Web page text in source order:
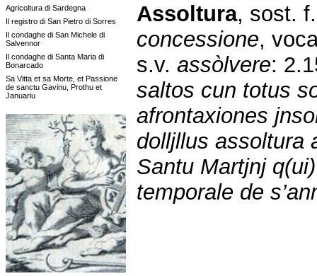
Agricoltura di Sardegna
Il registro di San Pietro di Sorres
Il condaghe di San Michele di
Salvennor
Il condaghe di Santa Maria di
Bonarcado
Sa Vitta et sa Morte, et Passione
de sanctu Gavinu, Prothu et
Januariu
Assoltura, sost.
concessione,
s.v. assòlvere:
saltos cun totus
afrontaxiones
dolljllus assoltura
Santu Martjnj
temporale de